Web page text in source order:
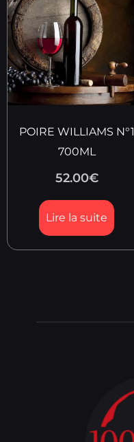
POIRE WILLIAMS N°1
700ML
52.00€
Lire la suite